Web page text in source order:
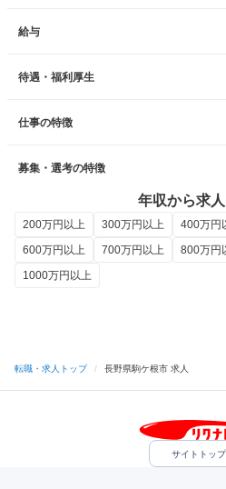
給与
待遇・福利厚生
仕事の特徴
募集・選考の特徴
年収から求
200万円以上 300万円以上 400万円
600万円以上
700万円以上 800万円
1000万円以上
転職・求人トップ / 長野県駒ケ根市 求人
サイトトッ